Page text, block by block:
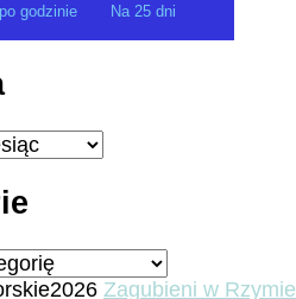
godzinie Na 25 dni
Zagubieni w Rzymie